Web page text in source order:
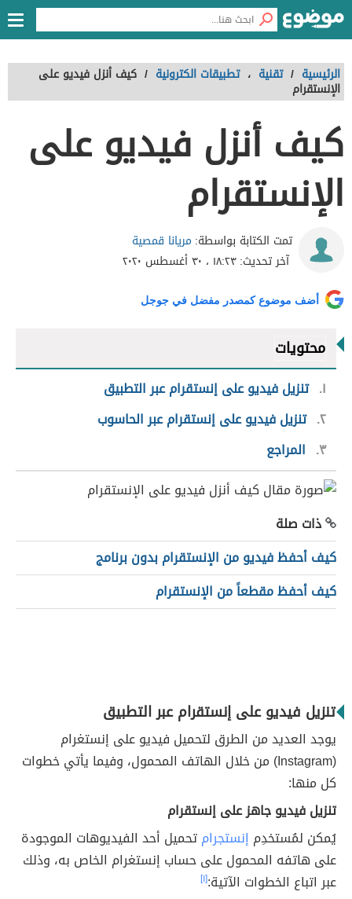
الرئيسية / تقنية ، تطبيقات الكترونية / كيف أنزل فيديو على
الإنستقرام
كيف أنزل فيديو على
الإنستقرام
تمت الكتابة بواسطة: مريانا قمصية
آخر تحديث:١٨:٢٣ ، ٣٠ أغسطس ٢٠٢٠
أضف موضوع كمصدر مفضل في جوجل
محتويات
١ تنزيل فيديو على إنستقرام عبر التطبيق
٢ تنزيل فيديو على إنستقرام عبر الحاسوب
٣
المراجع
ذات صلة
كيف أحفظ فيديو من الإنستقرام بدون برنامج
كيف أحفظ مقطعاً من الإنستقرام
تنزيل فيديو على إنستقرام عبر التطبيق
يوجد العديد من الطرق لتحميل فيديو على إنستغرام
(Instagram) من خلال الهاتف المحمول، وفيما يأتي خطوات
كل منها:
تنزيل فيديو جاهز على إنستقرام
يُمكن لمُستخدِم إنستجرامتحميل أحد الفيديوهات الموجودة
على هاتفه المحمول على حساب إنستغرام الخاص به، وذلك
عبر اتباع الخطوات الآتية:[١]